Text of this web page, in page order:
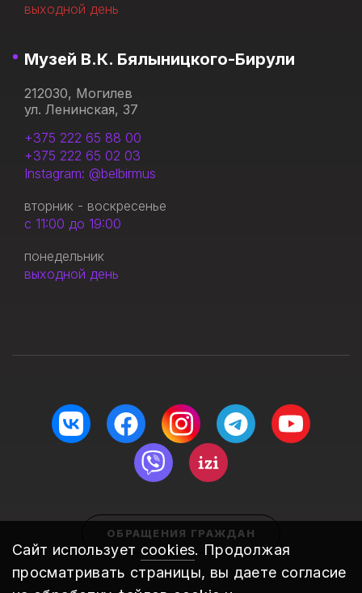
Сайт использует cookies. Продолжая
просматривать страницы, вы даете согласие
выходной день
Музей В.К. Бялыницкого-Бирули
212030, Могилев
ул. Ленинская, 37
+375 222 65 88 00
+375 222 65 02 03
Instagram: @belbirmus
вторник - воскресенье
с 11:00 до 19:00
понедельник
выходной день
ОБРАЩЕНИЯ ГРАЖДАН